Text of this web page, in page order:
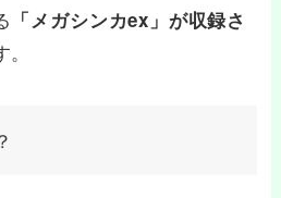
「メガシンカex」が収録さ